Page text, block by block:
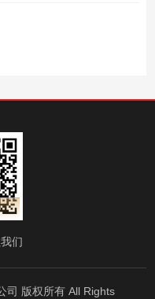
们
司 版权所有 All Rights